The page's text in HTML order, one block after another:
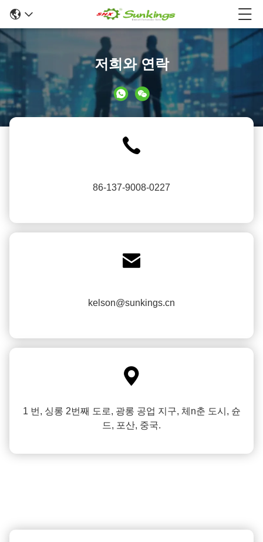
저희와 연락
86-137-9008-0227

kelson@sunkings.cn

1 번, 싱롱 2번째 도로, 광롱 공업 지구, 체n춘 도시, 슌
드, 포산, 중국.